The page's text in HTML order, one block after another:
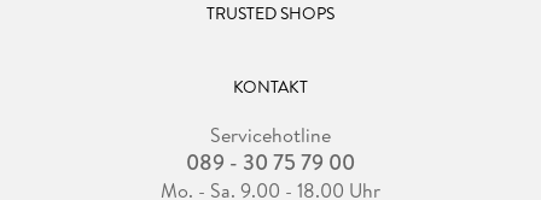
TRUSTED SHOPS
KONTAKT
Servicehotline
089 - 30 75 79 00
Mo. - Sa. 9.00 - 18.00 Uhr